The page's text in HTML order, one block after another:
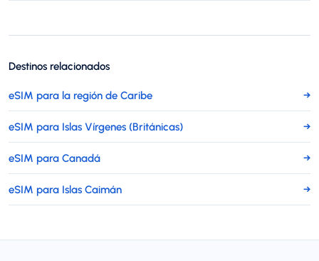
Destinos relacionados
eSIM para la región de Caribe →
eSIM para Islas Vírgenes (Británicas) →
eSIM para Canadá →
eSIM para Islas Caimán →